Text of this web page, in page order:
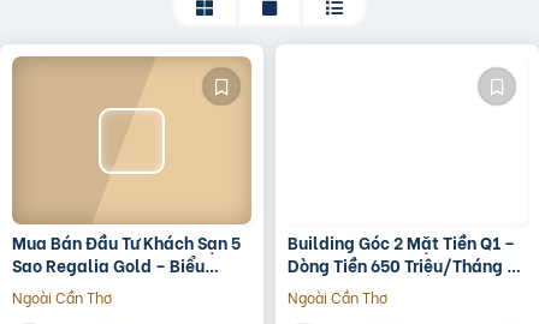
Mua Bán Đầu Tư Khách Sạn 5
Sao Regalia Gold – Biểu
Tượng Nghỉ Dưỡng Trung Tâm
Nha Trang
Ngoài Cần Thơ
Building Góc 2 Mặt Tiền Q1 –
Dòng Tiền 650 Triệu/Tháng –
Trung Tâm Tp.hcm
Ngoài Cần Thơ